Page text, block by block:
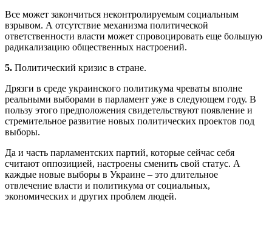
Все может закончиться неконтролируемым социальным
взрывом. А отсутствие механизма политической
ответственности власти может спровоцировать еще большую
радикализацию общественных настроений.
5. Политический кризис в стране.
Дрязги в среде украинского политикума чреваты вполне
реальными выборами в парламент уже в следующем году. В
пользу этого предположения свидетельствуют появление и
стремительное развитие новых политических проектов под
выборы.
Да и часть парламентских партий, которые сейчас себя
считают оппозицией, настроены сменить свой статус. А
каждые новые выборы в Украине – это длительное
отвлечение власти и политикума от социальных,
экономических и других проблем людей.